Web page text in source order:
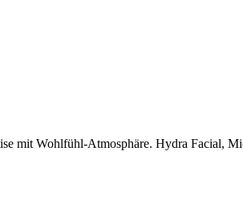
mit Wohlfühl-Atmosphäre. Hydra Facial,